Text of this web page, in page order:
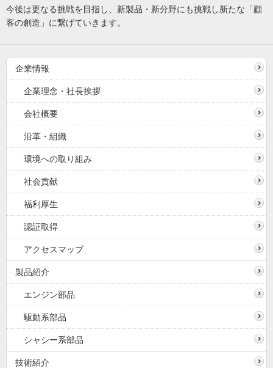
今後は更なる挑戦を目指し、新製品・新分野にも挑戦し新たな「顧
客の創造」に繋げていきます。
企業情報
企業理念・社長挨拶
会社概要
沿革・組織
環境への取り組み
社会貢献
福利厚生
認証取得
アクセスマップ
製品紹介
エンジン部品
駆動系部品
シャシー系部品
技術紹介